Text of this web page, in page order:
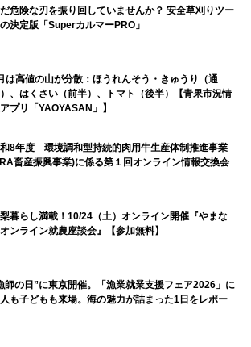
危険な刃を振り回していませんか？ 安全草刈りツー
決定版「SuperカルマーPRO」
は高値の山が分散：ほうれんそう・きゅうり（通
、はくさい（前半）、トマト（後半）【青果市況情
プリ「YAOYASAN」】
8年度 環境調和型持続的肉用牛生産体制推進事業
畜産振興事業)に係る第１回オンライン情報交換会
暮らし満載！10/24（土）オンライン開催『やまな
ンライン就農座談会』【参加無料】
師の日”に東京開催。「漁業就業支援フェア2026」に
も子どもも来場。海の魅力が詰まった1日をレポー